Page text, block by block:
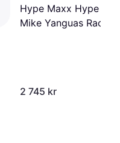
Hype Maxx Hype
Mike Yanguas Racket
2 745 kr